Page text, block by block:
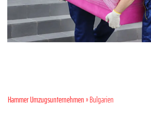
Hammer Umzugsunternehmen» Bulgarien